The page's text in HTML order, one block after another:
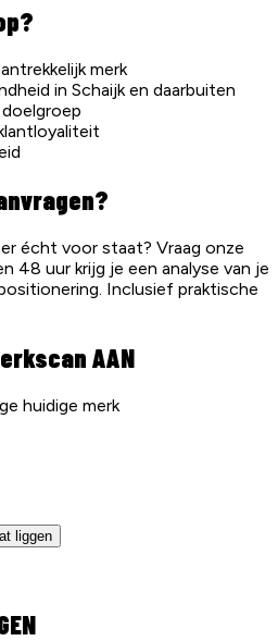
merk
in Schaijk en daarbuiten
écht voor staat? Vraag onze
48 uur krijg je een analyse van je
Inclusief praktische
AAN
huidige merk
liggen